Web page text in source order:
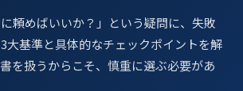
に頼めばいいか？」という疑問に、失敗
大基準と具体的なチェックポイントを解
を扱うからこそ、慎重に選ぶ必要があ